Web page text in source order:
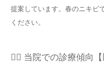
提案しています。春のニキビ
ください。
👨‍⚕️ 当院での診療傾向